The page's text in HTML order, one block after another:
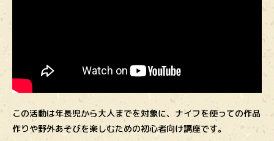
この活動は年長児から大人までを対象に、ナイフを使っての作品
作りや野外あそびを楽しむための初心者向け講座です。